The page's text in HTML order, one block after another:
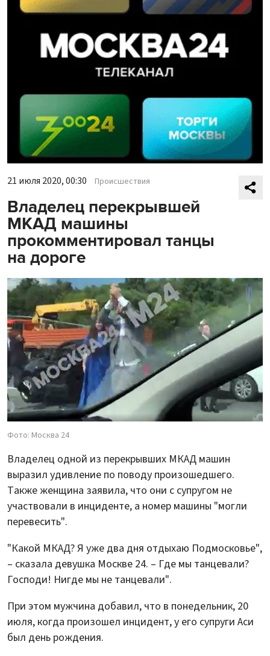
21 июля 2020, 00:30 Происшествия
Владелец перекрывшей
МКАД машины
прокомментировал танцы
на дороге
Фото: Москва 24
Владелец одной из перекрывших МКАД машин
выразил удивление по поводу произошедшего.
Также женщина заявила, что они с супругом не
участвовали в инциденте, а номер машины "могли
перевесить".
"Какой МКАД? Я уже два дня отдыхаю Подмосковье",
– сказала девушка Москве 24. – Где мы танцевали?
Господи! Нигде мы не танцевали".
При этом мужчина добавил, что в понедельник, 20
июля, когда произошел инцидент, у его супруги Аси
был день рождения.